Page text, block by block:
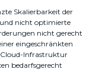
Skalierbarkeit der
nicht optimierte
nicht gerecht
eingeschränkten
Cloud-Infrastruktur
bedarfsgerecht